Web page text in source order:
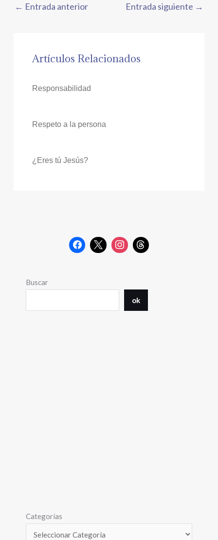
← Entrada anterior Entrada siguiente →
Artículos Relacionados
Responsabilidad
Respeto a la persona
¿Eres tú Jesús?
Buscar
ok
Categorías